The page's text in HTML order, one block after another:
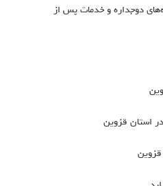
دوجداره و خدمات پس از
استان قزوین
قزوین